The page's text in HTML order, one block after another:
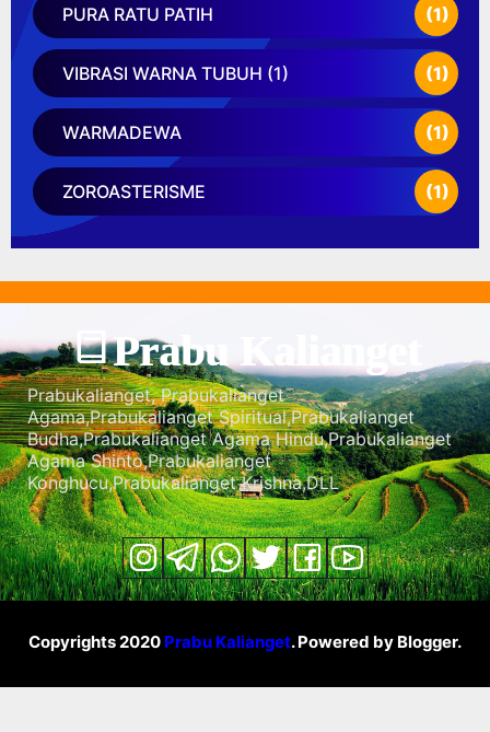
PURA RATU PATIH (1)
VIBRASI WARNA TUBUH (1) (1)
WARMADEWA (1)
ZOROASTERISME (1)
Prabu Kalianget
Prabukalianget, Prabukalianget
Agama,Prabukalianget Spiritual,Prabukalianget
Budha,Prabukalianget Agama Hindu,Prabukalianget
Agama Shinto,Prabukalianget
Konghucu,Prabukalianget Krishna,DLL
Copyrights 2020 Prabu Kalianget. Powered by Blogger.